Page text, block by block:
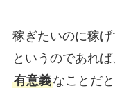
稼ぎたいのに稼
というのであれ
有意義なことだ